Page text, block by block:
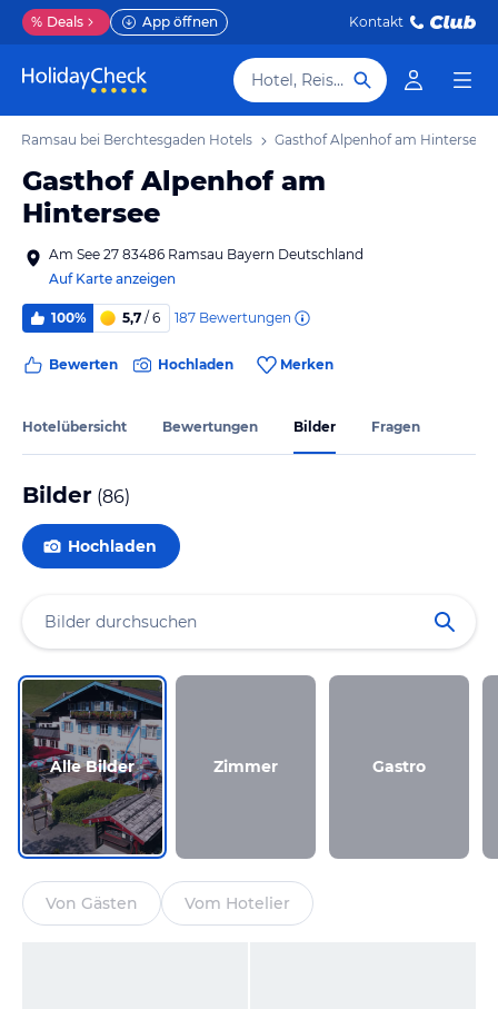
% Deals App öffnen Kontakt
Hotel, Reiseziel
Ramsau bei Berchtesgaden Hotels Gasthof Alpenhof am Hintersee
Gasthof Alpenhof am
Hintersee
Am See 27 83486 Ramsau Bayern Deutschland
Auf Karte anzeigen
100% 5,7 / 6 187 Bewertungen
Bewerten Hochladen Merken
Hotelübersicht Bewertungen Bilder Fragen
Bilder (86)
Hochladen
Alle Bilder Zimmer Gastro
Von Gästen Vom Hotelier